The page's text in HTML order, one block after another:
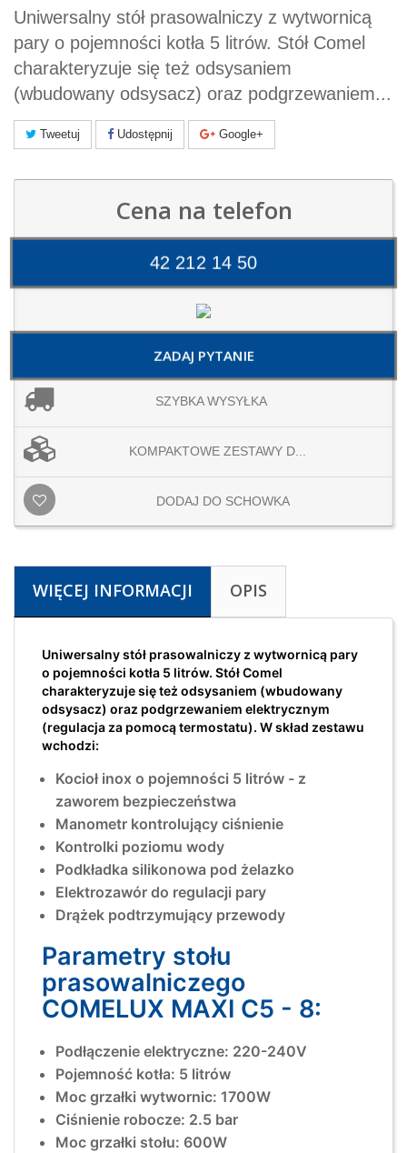
Uniwersalny stół prasowalniczy z wytwornicą
pary o pojemności kotła 5 litrów. Stół Comel
charakteryzuje się też odsysaniem
(wbudowany odsysacz) oraz podgrzewaniem...
Tweetuj Udostępnij Google+
Cena na telefon
42 212 14 50
ZADAJ PYTANIE
SZYBKA WYSYŁKA
KOMPAKTOWE ZESTAWY D...
DODAJ DO SCHOWKA
WIĘCEJ INFORMACJI OPIS
Uniwersalny stół prasowalniczy z wytwornicą pary
o pojemności kotła 5 litrów. Stół Comel
charakteryzuje się też odsysaniem (wbudowany
odsysacz) oraz podgrzewaniem elektrycznym
(regulacja za pomocą termostatu). W skład zestawu
wchodzi:
Kocioł inox o pojemności 5 litrów - z
zaworem bezpieczeństwa
Manometr kontrolujący ciśnienie
Kontrolki poziomu wody
Podkładka silikonowa pod żelazko
Elektrozawór do regulacji pary
Drążek podtrzymujący przewody
Parametry stołu
prasowalniczego
COMELUX MAXI C5 - 8:
Podłączenie elektryczne: 220-240V
Pojemność kotła: 5 litrów
Moc grzałki wytwornic: 1700W
Ciśnienie robocze: 2.5 bar
Moc grzałki stołu: 600W